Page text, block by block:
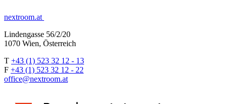
nextroom.at
Lindengasse 56/2/20
1070 Wien, Österreich
T +43 (1) 523 32 12 - 13
F +43 (1) 523 32 12 - 22
office@nextroom.at